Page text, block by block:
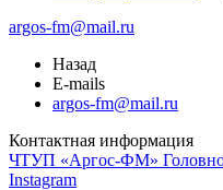
argos-fm@mail.ru
Назад
E-mails
argos-fm@mail.ru
Контактная информация
ЧТУП «Аргос-ФМ» Головной
Instagram